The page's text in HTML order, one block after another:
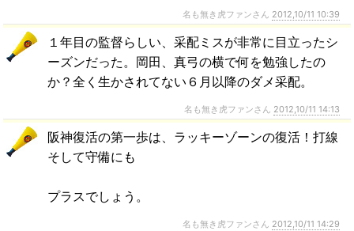
名も無き虎ファンさん 2012,10/11 10:39
１年目の監督らしい、采配ミスが非常に目立ったシ
ーズンだった。岡田、真弓の横で何を勉強したの
か？全く生かされてない６月以降のダメ采配。
名も無き虎ファンさん 2012,10/11 14:13
阪神復活の第一歩は、ラッキーゾーンの復活！打線
そして守備にも
プラスでしょう。
名も無き虎ファンさん 2012,10/11 14:29